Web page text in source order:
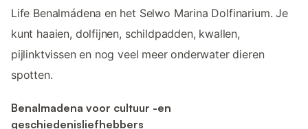
Life Benalmádena en het Selwo Marina Dolfinarium. Je
kunt haaien, dolfijnen, schildpadden, kwallen,
pijlinktvissen en nog veel meer onderwater dieren
spotten.
Benalmadena voor cultuur -en
geschiedenisliefhebbers